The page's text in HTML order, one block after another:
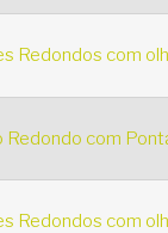
Redondos com
Redondo com
Redondos com